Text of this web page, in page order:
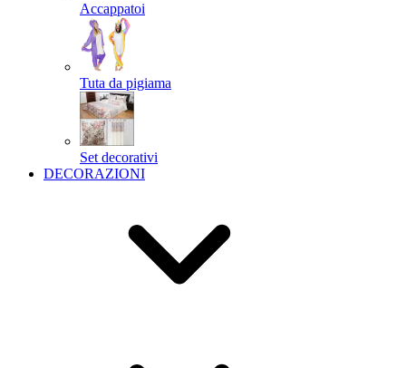
Accappatoi
Tuta da pigiama
Set decorativi
DECORAZIONI